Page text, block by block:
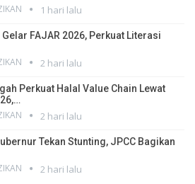
1 hari lalu
FAJAR 2026, Perkuat Literasi
2 hari lalu
Perkuat Halal Value Chain Lewat
2 hari lalu
Tekan Stunting, JPCC Bagikan
2 hari lalu